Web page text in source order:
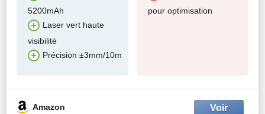
5200mAh
Laser vert haute
visibilité
Précision ±3mm/10m
pour optimisation
Amazon